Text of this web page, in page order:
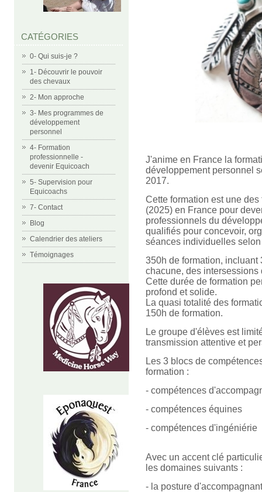
CATÉGORIES
0- Qui suis-je ?
1- Découvrir le pouvoir
des chevaux
2- Mon approche
3- Mes programmes de
développement
personnel
4- Formation
professionnelle -
devenir Equicoach
5- Supervision pour
Equicoachs
7- Contact
Blog
Calendrier des ateliers
Témoignages
J'anime en France la
développement personnel
2017.
Cette formation est une
(2025) en France pour
professionnels du
qualifiés pour concevoir,
séances individuelles
350h de formation,
chacune, des
Cette durée de formation
profond et solide.
La quasi totalité des
150h de formation.
Le groupe d'élèves est
transmission attentive et
Les 3 blocs de
formation :
- compétences
- compétences équines
- compétences d'ingéniérie
Avec un accent clé
les domaines suivants :
- la posture